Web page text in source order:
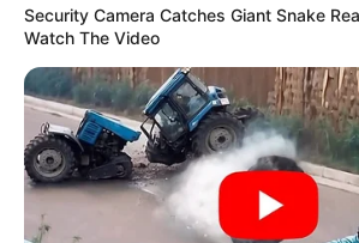
error
Nequi le
sería
Security Camera Catches Giant Snake
Watch The Video